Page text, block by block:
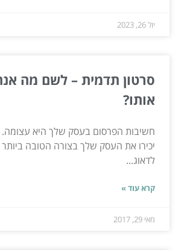
יול 26, 2023
סרטון תדמית – לשם מה
אותו?
חשיבות הפרסום בעסק שלך היא עצומה.
יכירו את העסק שלך בצורה הטובה
לדאוג...
קרא עוד »
מאי 29, 2017